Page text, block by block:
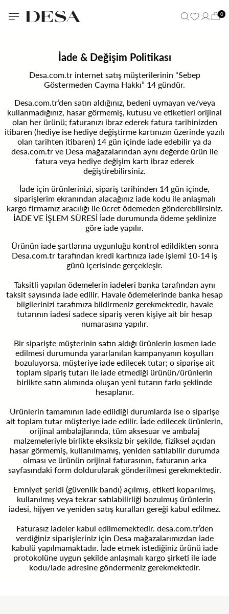
0
İade & Değişim Politikası
Desa.com.tr internet satış müşterilerinin “Sebep
Göstermeden Cayma Hakkı” 14 gündür.
Desa.com.tr’den satın aldığınız, bedeni uymayan ve/veya
kullanmadığınız, hasar görmemiş, kutusu ve etiketleri orijinal
olan her ürünü; faturanızı ibraz ederek fatura tarihinizden
itibaren (hediye ise hediye değiştirme kartınızın üzerinde yazılı
olan tarihten itibaren) 14 gün içinde iade edebilir ya da
desa.com.tr ve Desa mağazalarından aynı değerde ürün ile
fatura veya hediye değişim kartı ibraz ederek
değiştirebilirsiniz.
İade için ürünlerinizi, sipariş tarihinden 14 gün içinde,
siparişlerim ekranından alacağınız iade kodu ile anlaşmalı
kargo firmamız aracılığı ile ücret ödemeden gönderebilirsiniz.
İADE VE İŞLEM SÜRESİ İade durumunda ödeme şeklinize
göre iade yapılır.
Ürünün iade şartlarına uygunluğu kontrol edildikten sonra
Desa.com.tr tarafından kredi kartınıza iade işlemi 10-14 iş
günü içerisinde gerçekleşir.
Taksitli yapılan ödemelerin iadeleri banka tarafından aynı
taksit sayısında iade edilir. Havale ödemelerinde banka hesap
bilgilerinizi tarafımıza bildirmeniz gerekmektedir, havale
tutarının iadesi sadece sipariş veren kişiye ait bir hesap
numarasına yapılır.
Bir siparişte müşterinin satın aldığı ürünlerin kısmen iade
edilmesi durumunda yararlanılan kampanyanın koşulları
bozuluyorsa, müşteriye iade edilecek tutar; o siparişe ait
toplam sipariş tutarı ile iade etmediği ürünün/ürünlerin
birlikte satın alımında oluşan yeni tutarın farkı şeklinde
hesaplanır.
Ürünlerin tamamının iade edildiği durumlarda ise o siparişe
ait toplam tutar müşteriye iade edilir. İade edilecek ürünlerin,
orijinal ambalajlarında, tüm aksesuar ve ambalaj
malzemeleriyle birlikte eksiksiz bir şekilde, fiziksel açıdan
hasar görmemiş, kullanılmamış, yeniden satılabilir durumda
olması ve ürünün orijinal faturasının, faturanın arka
sayfasındaki form doldurularak gönderilmesi gerekmektedir.
Emniyet şeridi (güvenlik bandı) açılmış, etiketi koparılmış,
kullanılmış veya tekrar satılabilirliği bozulmuş ürünlerin
iadesi, hijyen ve yeniden satış kuralları gereği kabul edilmez.
Faturasız iadeler kabul edilmemektedir. desa.com.tr’den
verdiğiniz siparişleriniz için Desa mağazalarımızdan iade
kabulü yapılmamaktadır. İade etmek istediğiniz ürünü iade
protokolüne uygun şekilde anlaşmalı kargo şirketi ile iade
kodu/iade adresine göndermeniz gerekmektedir.